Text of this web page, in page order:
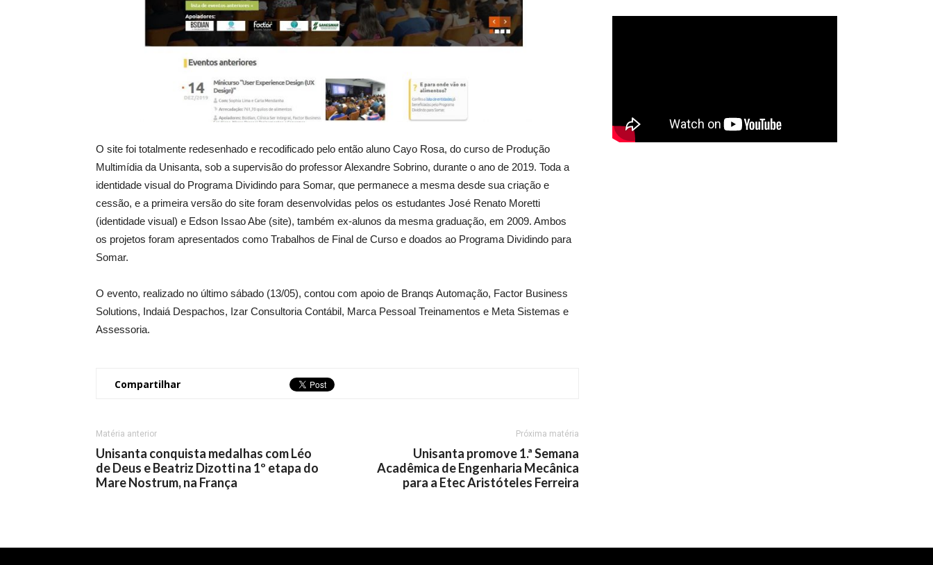
O site foi totalmente redesenhado e recodificado pelo então aluno Cayo Rosa, do curso de Produção
Multimídia da Unisanta, sob a supervisão do professor Alexandre Sobrino, durante o ano de 2019. Toda a
identidade visual do Programa Dividindo para Somar, que permanece a mesma desde sua criação e
cessão, e a primeira versão do site foram desenvolvidas pelos os estudantes José Renato Moretti
(identidade visual) e Edson Issao Abe (site), também ex-alunos da mesma graduação, em 2009. Ambos
os projetos foram apresentados como Trabalhos de Final de Curso e doados ao Programa Dividindo para
Somar.
O evento, realizado no último sábado (13/05), contou com apoio de Branqs Automação, Factor Business
Solutions, Indaiá Despachos, Izar Consultoria Contábil, Marca Pessoal Treinamentos e Meta Sistemas e
Assessoria.
Compartilhar
Matéria anterior
Unisanta conquista medalhas com Léo
de Deus e Beatriz Dizotti na 1º etapa do
Mare Nostrum, na França
Próxima matéria
Unisanta promove 1.ª Semana
Acadêmica de Engenharia Mecânica
para a Etec Aristóteles Ferreira